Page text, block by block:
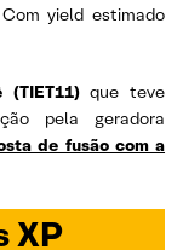
yield estimado
(TIET11)que teve
pela geradora
de fusão com a
XP